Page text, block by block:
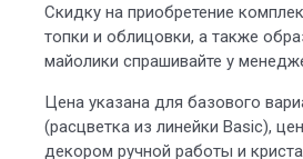
Скидку на приобретение
топки и облицовки, а также
майолики спрашивайте у
Цена указана для базового
(расцветка из линейки Basic),
декором ручной работы и